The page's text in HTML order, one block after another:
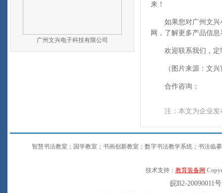
广州文兴电子科技有限公司
来！
如果您对广州文
网，了解更多产品信
欢迎联系我们，
（图片来源：文
合作咨询：
注：本文为企业
智慧书法教室；国学教室；书画创新教室；数字书法教学系统；书法临
技术支持： 教育装备网
皖B2-20090011